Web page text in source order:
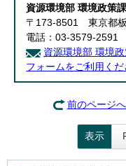
資源環境部 環境政策課
〒173-8501 東京都
電話：03-3579-2591
資源環境部 環境
フォームをご利用くだ
前のページ
表示